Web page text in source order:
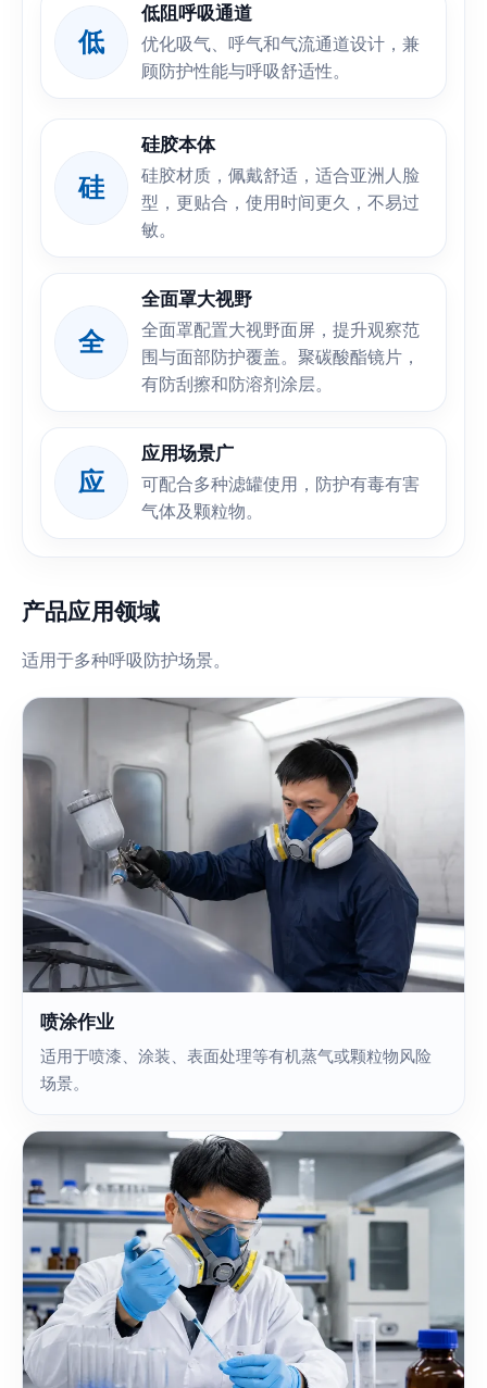
低
低阻呼吸通道
优化吸气、呼气和气流通道设计，兼
顾防护性能与呼吸舒适性。
硅
硅胶本体
硅胶材质，佩戴舒适，适合亚洲人脸
型，更贴合，使用时间更久，不易过
敏。
全
全面罩大视野
全面罩配置大视野面屏，提升观察范
围与面部防护覆盖。聚碳酸酯镜片，
有防刮擦和防溶剂涂层。
应
应用场景广
可配合多种滤罐使用，防护有毒有害
气体及颗粒物。
产品应用领域
适用于多种呼吸防护场景。
喷涂作业
适用于喷漆、涂装、表面处理等有机蒸气或颗粒物风险
场景。